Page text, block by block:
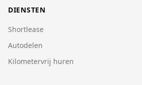
DIENSTEN
Shortlease
Autodelen
Kilometervrij huren